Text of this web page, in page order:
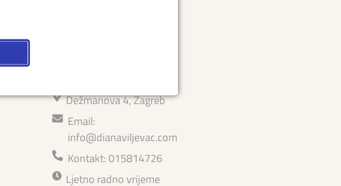
Dežmanova 4, Zagreb
Email:
info@dianaviljevac.com
Kontakt: 015814726
Ljetno radno vrijeme